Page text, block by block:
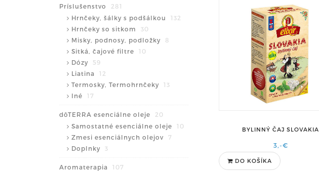
Príslušenstvo
281
Hrnčeky, šálky s podšálkou
132
Hrnčeky so sitkom
30
Misky, podnosy, podložky
8
Sitká, čajové filtre
10
Dózy
59
Liatina
12
Termosky, Termohrnčeky
13
Iné
17
dōTERRA esenciálne oleje
20
Samostatné esenciálne oleje
10
Zmesi esenciálnych olejov
7
Doplnky
3
Aromaterapia
107
BYLINNÝ ČAJ SLOVAKIA
3,-€
DO KOŠÍKA